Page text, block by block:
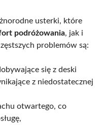
usterki, które
podróżowania, jak i
problemów są:
się z deski
z niedostatecznej
otwartego, co